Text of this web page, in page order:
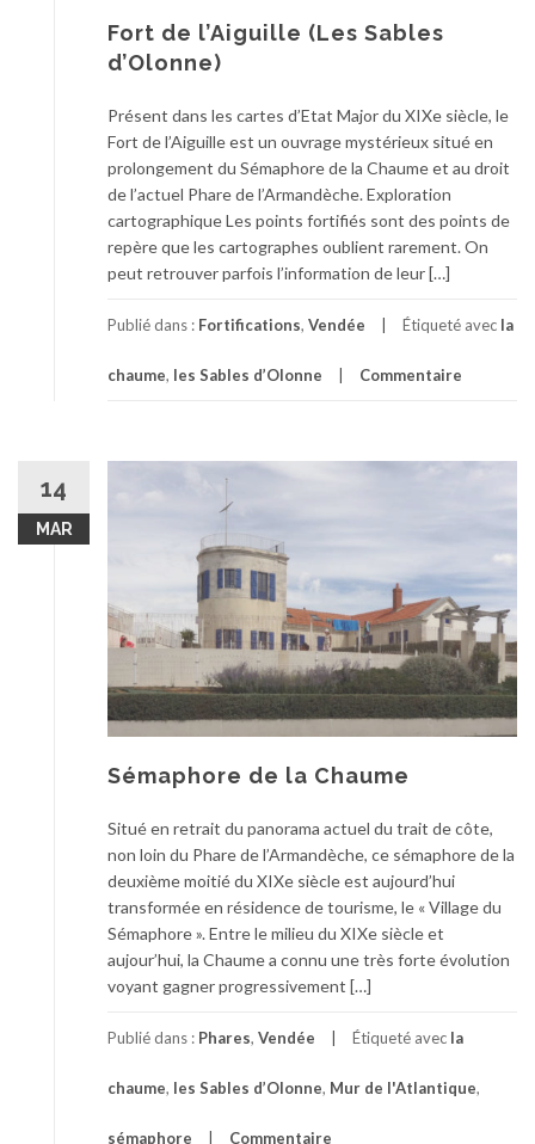
Fort de l’Aiguille (Les Sables
d’Olonne)
Présent dans les cartes d’Etat Major du XIXe siècle, le
Fort de l’Aiguille est un ouvrage mystérieux situé en
prolongement du Sémaphore de la Chaume et au droit
de l’actuel Phare de l’Armandèche. Exploration
cartographique Les points fortifiés sont des points de
repère que les cartographes oublient rarement. On
peut retrouver parfois l’information de leur […]
Publié dans : Fortifications, Vendée Étiqueté avec la
chaume, les Sables d’Olonne Commentaire
14
MAR
Sémaphore de la Chaume
Situé en retrait du panorama actuel du trait de côte,
non loin du Phare de l’Armandèche, ce sémaphore de la
deuxième moitié du XIXe siècle est aujourd’hui
transformée en résidence de tourisme, le « Village du
Sémaphore ». Entre le milieu du XIXe siècle et
aujour’hui, la Chaume a connu une très forte évolution
voyant gagner progressivement […]
Publié dans : Phares, Vendée Étiqueté avec la
chaume, les Sables d’Olonne, Mur de l'Atlantique,
sémaphore Commentaire